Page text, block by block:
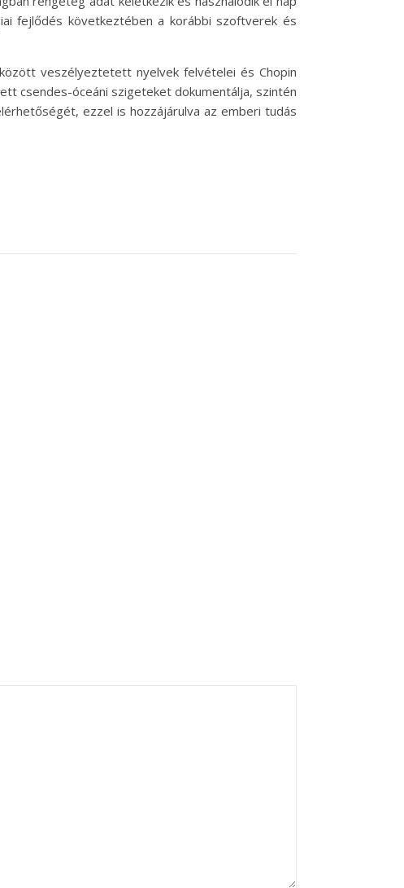
fejlődés következtében a korábbi szoftverek és
veszélyeztetett nyelvek felvételei és Chopin
csendes-óceáni szigeteket dokumentálja, szintén
ezzel is hozzájárulva az emberi tudás